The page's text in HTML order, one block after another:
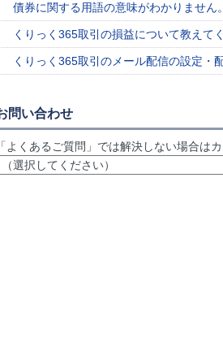
債券に関する用語の意味がわかりません。
くりっく365取引の損益について教えて
くりっく365取引のメール配信の設定・
問い合わせ
よくあるご質問」では解決しない場合は